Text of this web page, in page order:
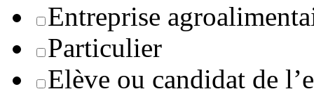
Entreprise
Particulier
Elève ou candidat de